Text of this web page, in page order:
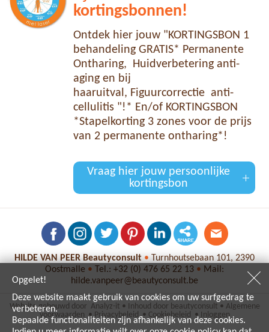
kortingsbonnen!
Ontdek hier jouw "KORTINGSBON 1
behandeling GRATIS* Permanente
Ontharing, Huidverbetering anti-
aging en bij
haaruitval, Figuurcorrectie anti-
cellulitis "!* En/of KORTINGSBON
*Stapelkorting 3 zones voor de prijs
van 2 permanente ontharing*!
Vraag hier jouw persoonlijke
kortingsbon
HILDE VAN PEER Beautyconsult •
Turnhoutsebaan 101, 2390
Oostmalle • Tel.: +32 (0) 476 65 22 13 • Mail:
hilde.vanpeer@beautyconsult.be
Website gebouwd door Analyz-it • Inhoud door beautyconsult • Algemene
voorwaarden • Privacybeleid • Cookiebeleid • Inloggen
Opgelet!
Deze website maakt gebruik van cookies om uw surfgedrag te
verbeteren.
Bepaalde functionaliteiten zijn afhankelijk van deze cookies.